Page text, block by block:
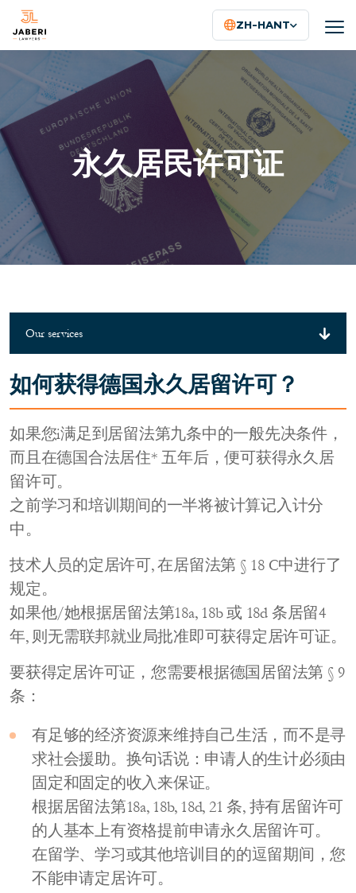
ZH-HANT
永久居民许可证
Our services
如何获得德国永久居留许可？
如果您i满足到居留法第九条中的一般先决条件，
而且在德国合法居住* 五年后，便可获得永久居
留许可。
之前学习和培训期间的一半将被计算记入计分
中。
技术人员的定居许可, 在居留法第 § 18 C中进行了
规定。
如果他/她根据居留法第18a, 18b 或 18d 条居留4
年, 则无需联邦就业局批准即可获得定居许可证。
要获得定居许可证，您需要根据德国居留法第 § 9
条：
有足够的经济资源来维持自己生活，而不是寻
求社会援助。换句话说：申请人的生计必须由
固定和固定的收入来保证。
根据居留法第18a, 18b, 18d, 21 条, 持有居留许可
的人基本上有资格提前申请永久居留许可。
在留学、学习或其他培训目的的逗留期间，您
不能申请定居许可。